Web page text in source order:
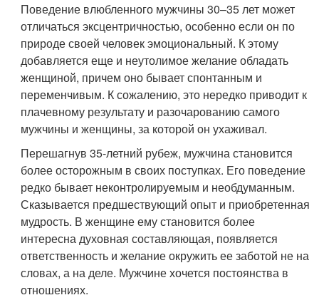
Поведение влюбленного мужчины 30–35 лет может
отличаться эксцентричностью, особенно если он по
природе своей человек эмоциональный. К этому
добавляется еще и неутолимое желание обладать
женщиной, причем оно бывает спонтанным и
переменчивым. К сожалению, это нередко приводит к
плачевному результату и разочарованию самого
мужчины и женщины, за которой он ухаживал.
Перешагнув 35-летний рубеж, мужчина становится
более осторожным в своих поступках. Его поведение
редко бывает неконтролируемым и необдуманным.
Сказывается предшествующий опыт и приобретенная
мудрость. В женщине ему становится более
интересна духовная составляющая, появляется
ответственность и желание окружить ее заботой не на
словах, а на деле. Мужчине хочется постоянства в
отношениях.